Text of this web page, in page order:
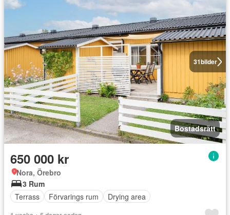
31bilder
Bostadsrätt
650 000 kr
Nora, Örebro
3 Rum
Terrass
Förvarings rum Drying area